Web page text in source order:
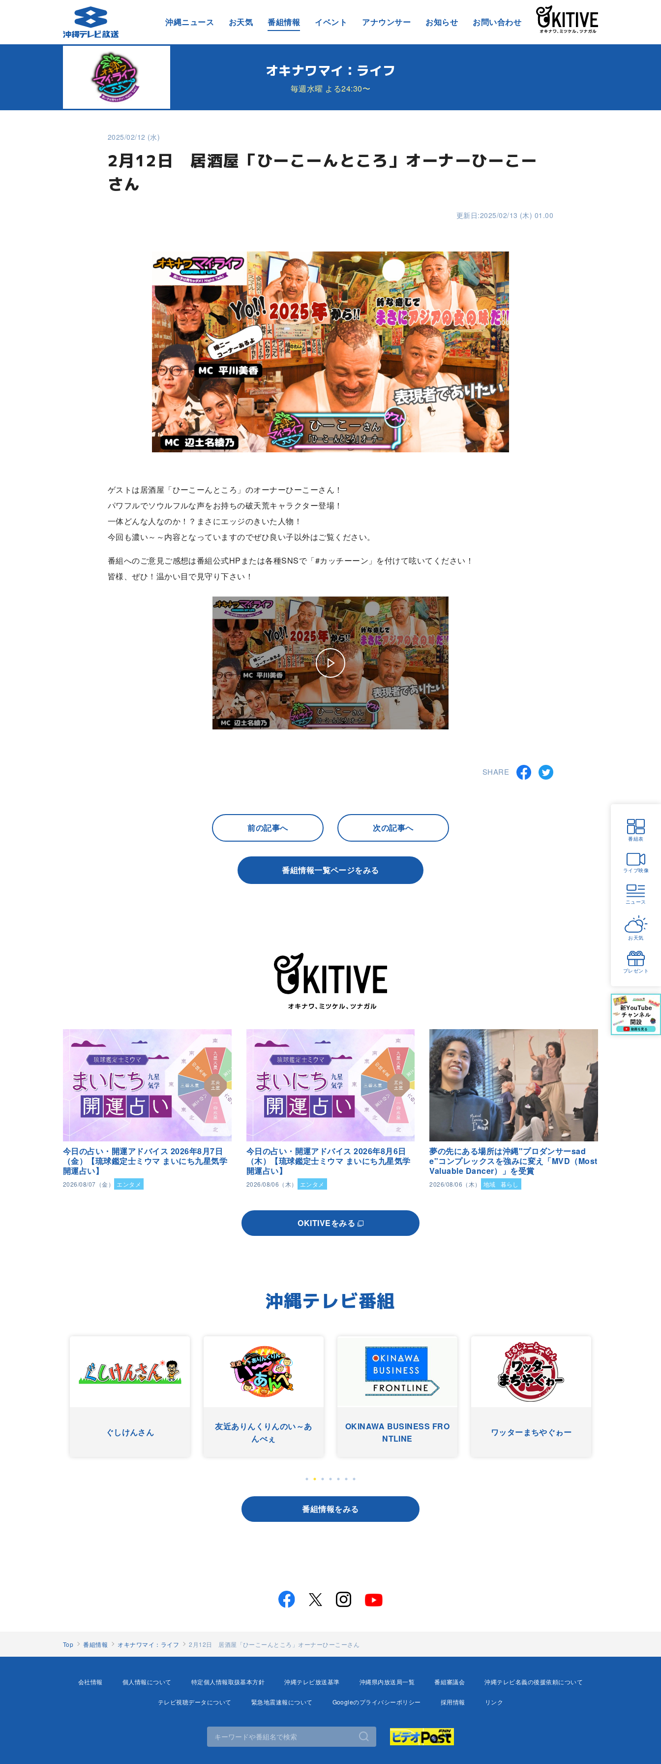
沖縄ニュース お天気 番組情報 イベント アナウンサー お知らせ お問い合わせ
番組表
ライブ映像
ニュース
お天気
プレゼント
オキナワマイ：ライフ
毎週水曜 よる24:30〜
2025/02/12 (水)
2月12日 居酒屋「ひーこーんところ」オーナーひーこー
さん
更新日:2025/02/13 (木) 01.00
ゲストは居酒屋「ひーこーんところ」のオーナーひーこーさん！
パワフルでソウルフルな声をお持ちの破天荒キャラクター登場！
一体どんな人なのか！？まさにエッジのきいた人物！
今回も濃い～～内容となっていますのでぜひ良い子以外はご覧ください。
番組へのご意見ご感想は番組公式HPまたは各種SNSで「#カッチーーン」を付けて呟いてください！
皆様、ぜひ！温かい目で見守り下さい！
SHARE
前の記事へ 次の記事へ
番組情報一覧ページをみる
今日の占い・開運アドバイス 2026年8月7日
（金）【琉球鑑定士ミウマ まいにち九星気学
開運占い】
2026/08/07（金） エンタメ
今日の占い・開運アドバイス 2026年8月6日
（木）【琉球鑑定士ミウマ まいにち九星気学
開運占い】
2026/08/06（木） エンタメ
夢の先にある場所は沖縄"プロダンサーsad
e"コンプレックスを強みに変え「MVD（Most
Valuable Dancer）」を受賞
2026/08/06（木） 地域 暮らし
OKITIVEをみる
沖縄テレビ番組
ぐしけんさん
友近ありんくりんのい～あ
んべぇ
OKINAWA BUSINESS FRO
NTLINE
ワッターまちやぐゎー
番組情報をみる
Top 番組情報 オキナワマイ：ライフ 2月12日 居酒屋「ひーこーんところ」オーナーひーこーさん
会社情報 個人情報について 特定個人情報取扱基本方針 沖縄テレビ放送基準 沖縄県内放送局一覧 番組審議会 沖縄テレビ名義の後援依頼について
テレビ視聴データについて 緊急地震速報について Googleのプライバシーポリシー 採用情報 リンク